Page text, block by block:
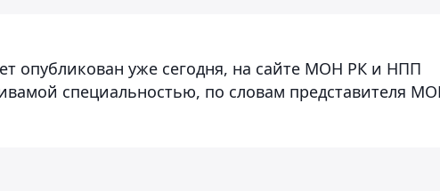
опубликован уже сегодня, на сайте МОН РК и НПП
специальностью, по словам представителя